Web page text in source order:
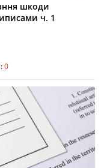
шкоди
ч. 1
0